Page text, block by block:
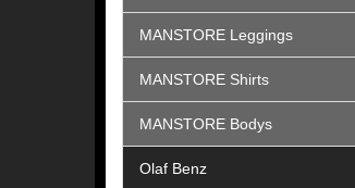
MANSTORE Leggings
MANSTORE Shirts
MANSTORE Bodys
Olaf Benz